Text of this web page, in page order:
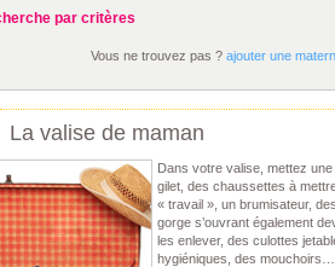
par critères
Vous ne trouvez pas ? ajouter une
La valise de maman
Dans votre valise, mettez
gilet, des chaussettes à
« travail », un brumisateur,
gorge s’ouvrant également
les enlever, des culottes
hygiéniques, des mouchoirs…